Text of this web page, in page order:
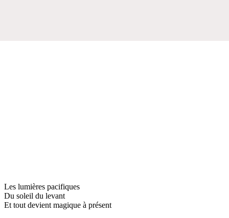
Les lumières pacifiques
Du soleil du levant
Et tout devient magique à présent